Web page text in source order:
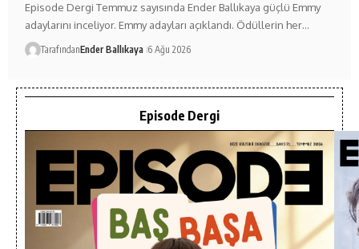
Episode Dergi Temmuz sayısında Ender Ballıkaya güçlü Emmy
adaylarını inceliyor. Emmy adayları açıklandı. Ödüllerin her…
TarafındanEnder Ballıkaya 6 Ağu 2026
Episode Dergi